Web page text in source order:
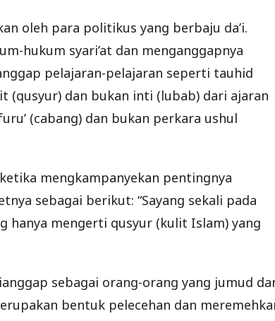
oleh para politikus yang berbaju da’i.
hukum syari’at dan menganggapnya
pelajaran-pelajaran seperti tauhid
(qusyur) dan bukan inti (lubab) dari ajaran
(cabang) dan bukan perkara ushul
mengkampanyekan pentingnya
sebagai berikut: “Sayang sekali pada
hanya mengerti qusyur (kulit Islam) yang
sebagai orang-orang yang jumud
bentuk pelecehan dan